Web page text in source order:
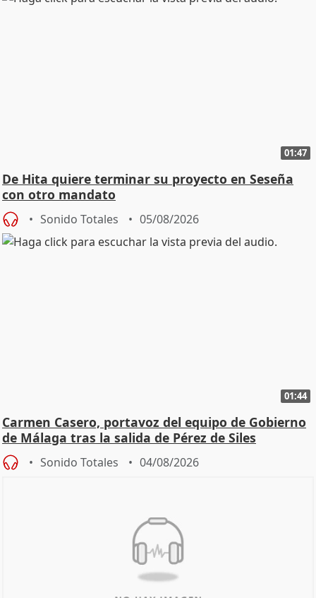
01:47
De Hita quiere terminar su proyecto en Seseña
con otro mandato
Sonido Totales 05/08/2026
01:44
Carmen Casero, portavoz del equipo de Gobierno
de Málaga tras la salida de Pérez de Siles
Sonido Totales 04/08/2026